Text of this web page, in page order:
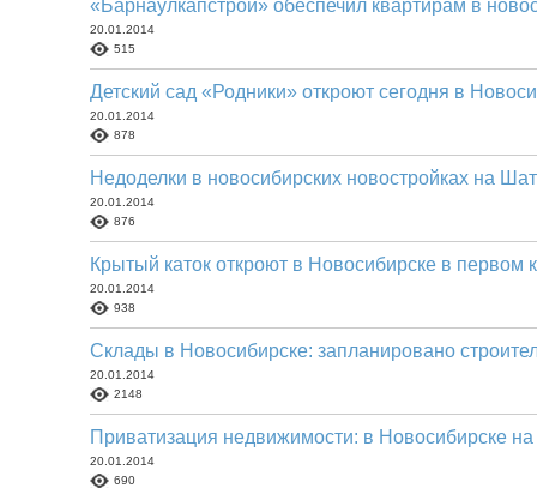
«Барнаулкапстрой» обеспечил квартирам в
20.01.2014
515
Детский сад «Родники» откроют сегодня в
20.01.2014
878
Недоделки в новосибирских новостройках на
20.01.2014
876
Крытый каток откроют в Новосибирске в первом
20.01.2014
938
Склады в Новосибирске: запланировано
20.01.2014
2148
Приватизация недвижимости: в Новосибирске
20.01.2014
690